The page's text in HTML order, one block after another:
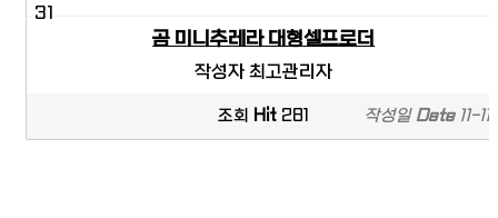
31
곰 미니추레라 대형셀프로더
작성자최고관리자
조회 Hit 281 작성일Date11-11